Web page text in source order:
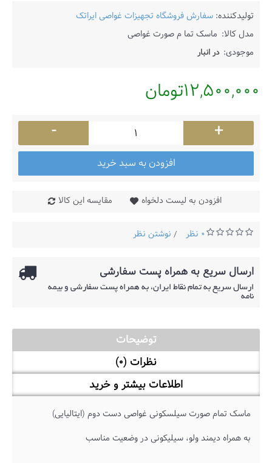
تولیدکننده: سفارش فروشگاه تجهیزات غواصی ایراتک
مدل کالا: ماسک تما م صورت غواصی
موجودی: در انبار
12,500,000تومان
- +
افزودن به سبد خرید
افزودن به لیست دلخواه مقایسه این کالا
0 نظر / نوشتن نظر
ارسال سریع به همراه پست سفارشی
ارسال سریع به تمام نقاط ایران، به همراه پست سفارشی و بیمه
نامه
توضیحات
نظرات (0)
اطلاعات بیشتر و خرید
ماسک تمام صورت سیلسکونی غواصی دست دوم (ایتالیایی)
به همراه دیمند ولو، سیلیکونی در وضعیت مناسب